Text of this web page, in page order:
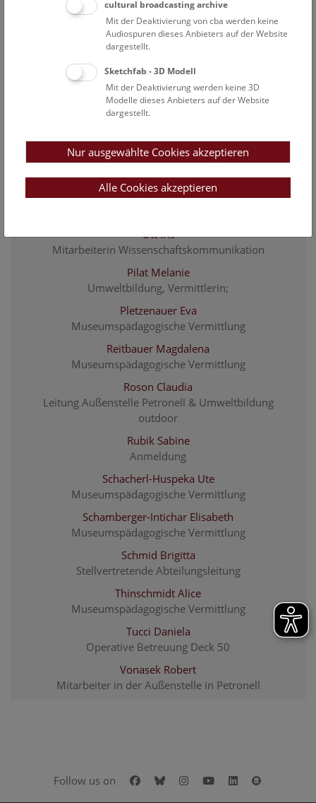
Lenger Alexandra
Mitarbeiterin Sekretariat
Mahmoud Kamelia
Mair Agnes
Leitung freie Mitarbeiter*innen & Anmeldung
Matzi Manuela
Müller Monika
Österreicher Jessica
Ott Iris
Mitarbeiterin Wissenschaftskommunikation
Pilat Melanie
Umweltbildung, Vermittlerin;
Pletzenauer Eva
Museumspädagogische Vermittlung
Reitbauer Magdalena
Museumspädagogische Vermittlung
Roson Claudia
Leitung Außenstelle Petronell & Umweltbildung
outdoor
Rubik Sabine
Anmeldung
Schacherl-Huspeka Ute
Museumspädagogische Vermittlung
Schamberger-Intichar Elisabeth
Museumspädagogische Vermittlung
Schmid Brigitta
Stellvertretende Abteilungsleitung
Thinschmidt Alice
Museumspädagogische Vermittlung
Tucci Daniela
Operative Betreuung Deck 50
Vonasek Robert
Mitarbeiter in der Außenstelle in Petronell
Follow us on Facebook
BlueskyInstagram
YoutubeLinkedIn
cultural broadcasting archive
Mit der Deaktivierung von cba werden keine
Audiospuren dieses Anbieters auf der Website
dargestellt.
Sketchfab - 3D Modell
Mit der Deaktivierung werden keine 3D
Modelle dieses Anbieters auf der Website
dargestellt.
Nur ausgewählte Cookies akzeptieren
Alle Cookies akzeptieren